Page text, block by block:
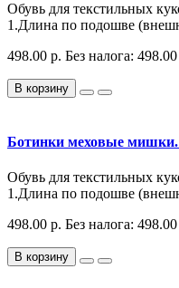
Обувь для текстильных
1.Длина по подошве
498.00 р. Без налога:
В корзину
Ботинки меховые
Обувь для текстильных
1.Длина по подошве
498.00 р. Без налога:
В корзину